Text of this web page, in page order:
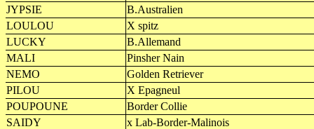
JYPSIE
B.Australien
LOULOU
X spitz
LUCKY
B.Allemand
MALI
Pinsher Nain
NEMO
Golden Retriever
PILOU
X Epagneul
POUPOUNE
Border Collie
SAIDY
x Lab-Border-Malinois